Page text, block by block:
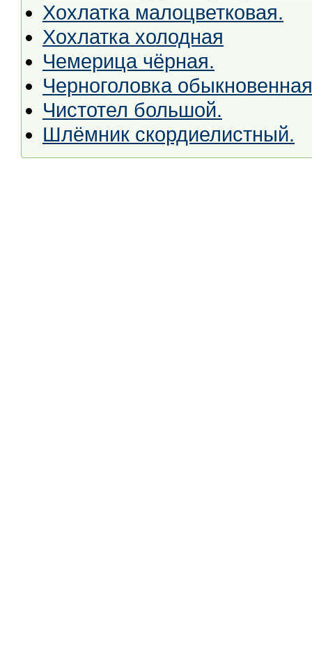
Хохлатка малоцветковая.
Хохлатка холодная
Чемерица чёрная.
Черноголовка
Чистотел большой.
Шлёмник скордиелистный.